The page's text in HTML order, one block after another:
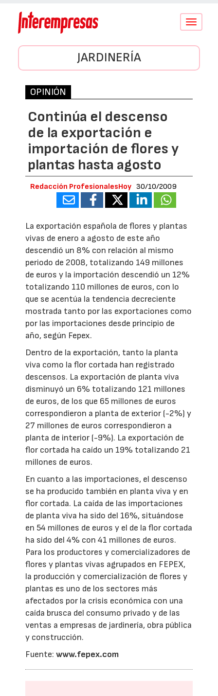
Conmutar
JARDINERÍA
OPINIÓN
Continúa el descenso
de la exportación e
importación de flores y
plantas hasta agosto
Redacción ProfesionalesHoy 30/10/2009
La exportación española de flores y plantas
vivas de enero a agosto de este año
descendió un 8% con relación al mismo
periodo de 2008, totalizando 149 millones
de euros y la importación descendió un 12%
totalizando 110 millones de euros, con lo
que se acentúa la tendencia decreciente
mostrada tanto por las exportaciones como
por las importaciones desde principio de
año, según Fepex.
Dentro de la exportación, tanto la planta
viva como la flor cortada han registrado
descensos. La exportación de planta viva
disminuyó un 6% totalizando 121 millones
de euros, de los que 65 millones de euros
correspondieron a planta de exterior (-2%) y
27 millones de euros correspondieron a
planta de interior (-9%). La exportación de
flor cortada ha caído un 19% totalizando 21
millones de euros.
En cuanto a las importaciones, el descenso
se ha producido también en planta viva y en
flor cortada. La caída de las importaciones
de planta viva ha sido del 16%, situándose
en 54 millones de euros y el de la flor cortada
ha sido del 4% con 41 millones de euros.
Para los productores y comercializadores de
flores y plantas vivas agrupados en FEPEX,
la producción y comercialización de flores y
plantas es uno de los sectores más
afectados por la crisis económica con una
caída brusca del consumo privado y de las
ventas a empresas de jardinería, obra pública
y construcción.
Fuente:www.fepex.com